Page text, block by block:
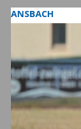
ANSBACH